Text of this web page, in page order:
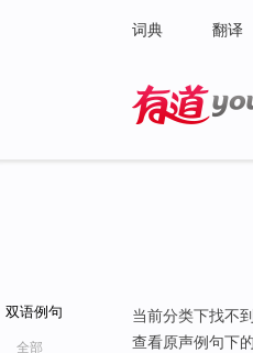
词典 翻译
双语例句
全部
当前分类下找不
查看原声例句下的